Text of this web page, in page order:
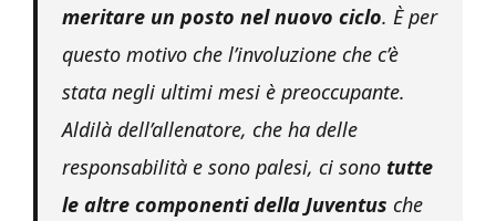
meritare un posto nel nuovo ciclo. È per
questo motivo che l’involuzione che c’è
stata negli ultimi mesi è preoccupante.
Aldilà dell’allenatore, che ha delle
responsabilità e sono palesi, ci sono tutte
le altre componenti della Juventus che